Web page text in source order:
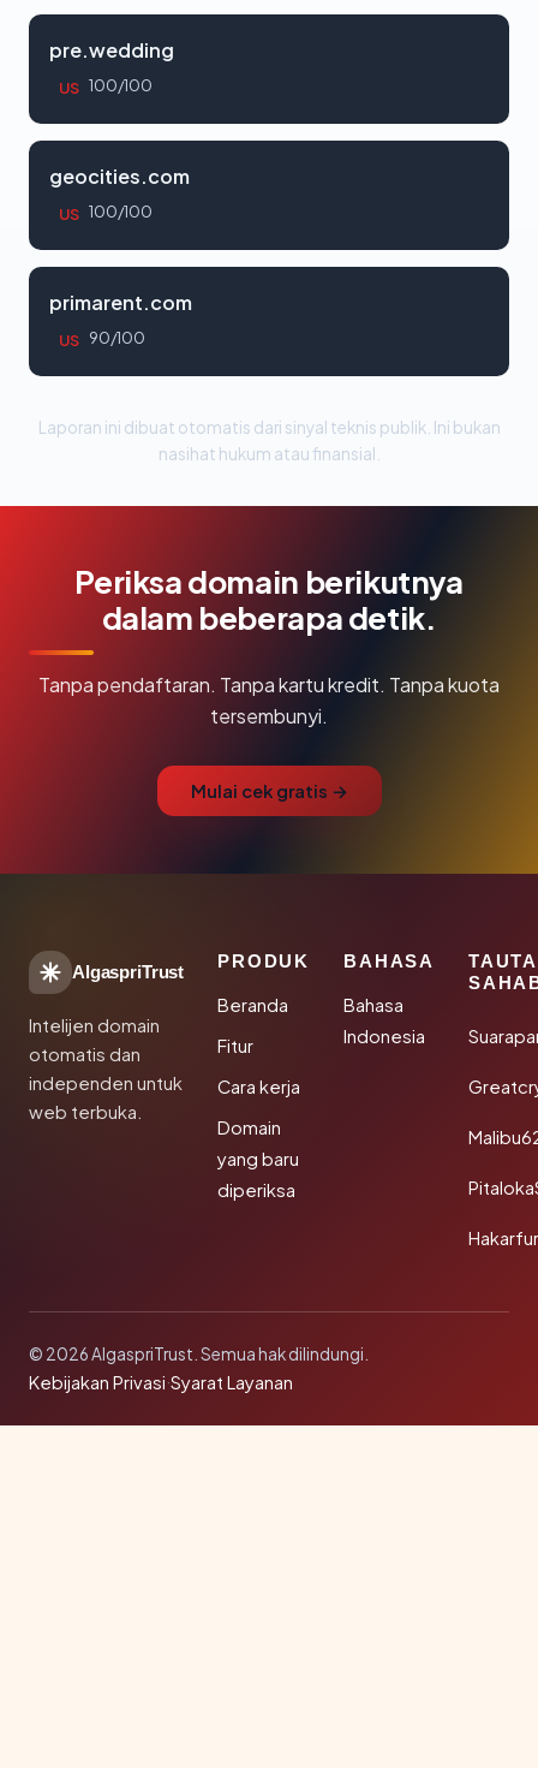
pre.wedding
US 100/100
geocities.com
US 100/100
primarent.com
US 90/100
Laporan ini dibuat otomatis dari sinyal teknis publik. Ini bukan
nasihat hukum atau finansial.
Periksa domain berikutnya
dalam beberapa detik.
Tanpa pendaftaran. Tanpa kartu kredit. Tanpa kuota
tersembunyi.
Mulai cek gratis →
AlgaspriTrust
Intelijen domain
otomatis dan
independen untuk
web terbuka.
PRODUK
Beranda
Fitur
Cara kerja
Domain
yang baru
diperiksa
BAHASA
Bahasa
Indonesia
© 2026 AlgaspriTrust. Semua hak dilindungi.
Kebijakan Privasi·Syarat Layanan